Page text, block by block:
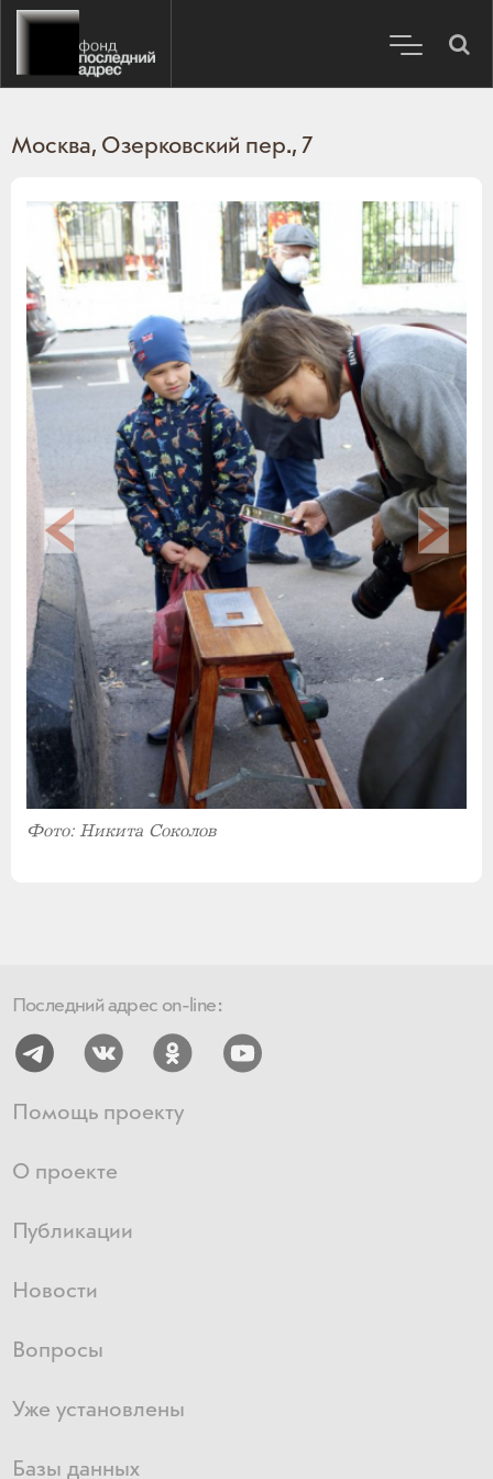
Москва, Озерковский пер., 7
Фото: Никита Соколов
Последний адрес on-line:
Помощь проекту
О проекте
Публикации
Новости
Вопросы
Уже установлены
Базы данных